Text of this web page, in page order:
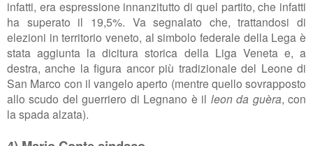
infatti, era espressione innanzitutto di quel partito, che infatti
ha superato il 19,5%. Va segnalato che, trattandosi di
elezioni in territorio veneto, al simbolo federale della Lega è
stata aggiunta la dicitura storica della Liga Veneta e, a
destra, anche la figura ancor più tradizionale del Leone di
San Marco con il vangelo aperto (mentre quello sovrapposto
allo scudo del guerriero di Legnano è il leon da guèra, con
la spada alzata).